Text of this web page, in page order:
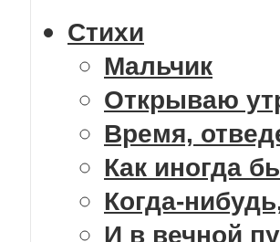
Стихи
Мальчик
Открываю
Время,
Как иногда
Когда-
И в вечной